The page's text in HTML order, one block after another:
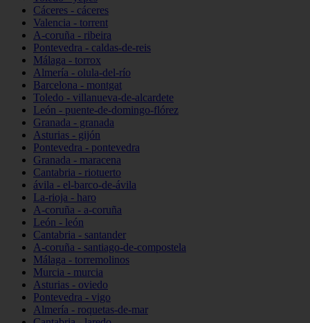
Cáceres - cáceres
Valencia - torrent
A-coruña - ribeira
Pontevedra - caldas-de-reis
Málaga - torrox
Almería - olula-del-río
Barcelona - montgat
Toledo - villanueva-de-alcardete
León - puente-de-domingo-flórez
Granada - granada
Asturias - gijón
Pontevedra - pontevedra
Granada - maracena
Cantabria - riotuerto
ávila - el-barco-de-ávila
La-rioja - haro
A-coruña - a-coruña
León - león
Cantabria - santander
A-coruña - santiago-de-compostela
Málaga - torremolinos
Murcia - murcia
Asturias - oviedo
Pontevedra - vigo
Almería - roquetas-de-mar